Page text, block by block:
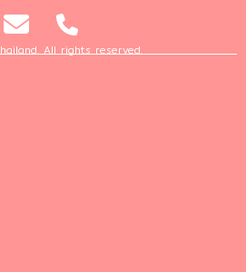
All rights reserved.